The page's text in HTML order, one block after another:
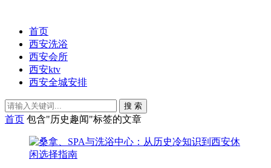
首页
西安洗浴
西安会所
西安ktv
西安全城安排
搜 索
首页 包含"历史趣闻"标签的文章